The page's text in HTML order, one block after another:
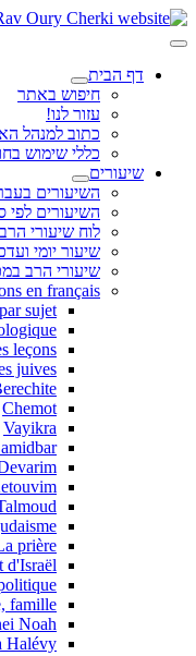
דף הבית
חיפוש באתר
עזור לנו!
כתוב למנהל
כללי שימוש
שיעורים
השיעורים
השיעורים
לוח שיעורי הרב
שיעור יומי
שיעורי הרב
en français
sujet
leçons
juives
Chemot
Vayikra
prière
d'Israël
famille
Noah
Halévy